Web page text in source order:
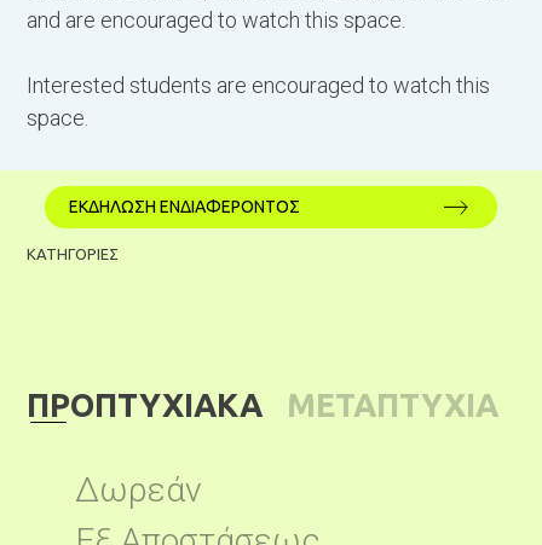
and are encouraged to watch this space.
Interested students are encouraged to watch this
space.
ΕΚΔΗΛΩΣΗ ΕΝΔΙΑΦΕΡΟΝΤΟΣ
ΚΑΤΗΓΟΡΙΕΣ
ΠΡΟΠΤΥΧΙΑΚΑ
ΜΕΤΑΠΤΥΧΙΑ
Δωρεάν